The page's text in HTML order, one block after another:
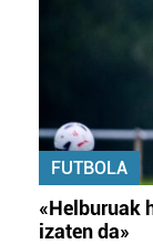
FUTBOLA
«Helburuak
izaten da»